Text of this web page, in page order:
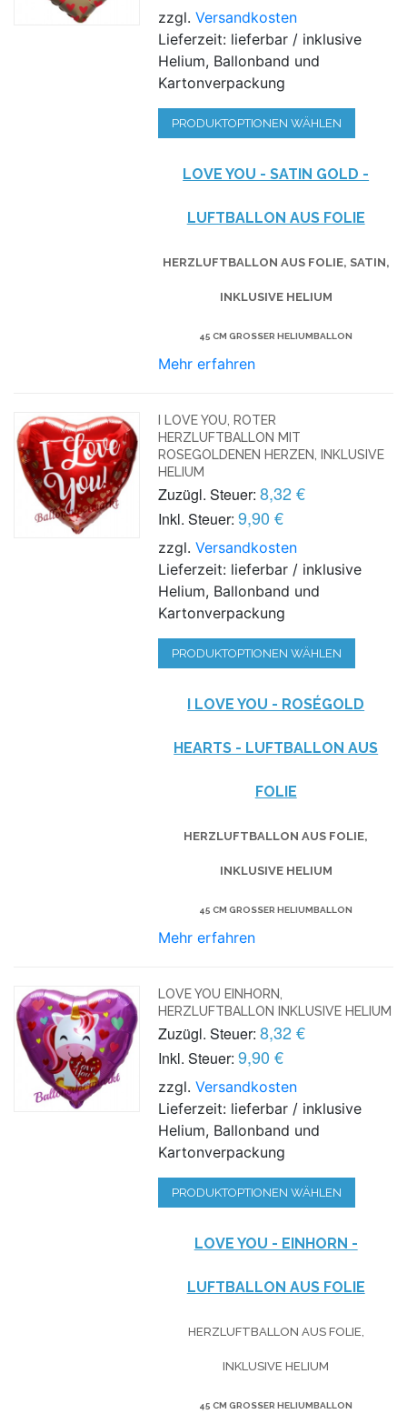
zzgl.Versandkosten
Lieferzeit: lieferbar / inklusive
Helium, Ballonband und
Kartonverpackung
PRODUKTOPTIONEN WÄHLEN
LOVE YOU - SATIN GOLD -
LUFTBALLON AUS FOLIE
HERZLUFTBALLON AUS FOLIE, SATIN,
INKLUSIVE HELIUM
45 CM GROSSER HELIUMBALLON
Mehr erfahren
I LOVE YOU, ROTER
HERZLUFTBALLON MIT
ROSEGOLDENEN HERZEN, INKLUSIVE
HELIUM
Zuzügl. Steuer: 8,32 €
Inkl. Steuer: 9,90 €
zzgl.Versandkosten
Lieferzeit: lieferbar / inklusive
Helium, Ballonband und
Kartonverpackung
PRODUKTOPTIONEN WÄHLEN
I LOVE YOU - ROSÉGOLD
HEARTS - LUFTBALLON AUS
FOLIE
HERZLUFTBALLON AUS FOLIE,
INKLUSIVE HELIUM
45 CM GROSSER HELIUMBALLON
Mehr erfahren
LOVE YOU EINHORN,
HERZLUFTBALLON INKLUSIVE HELIUM
Zuzügl. Steuer: 8,32 €
Inkl. Steuer: 9,90 €
zzgl.Versandkosten
Lieferzeit: lieferbar / inklusive
Helium, Ballonband und
Kartonverpackung
PRODUKTOPTIONEN WÄHLEN
LOVE YOU - EINHORN -
LUFTBALLON AUS FOLIE
HERZLUFTBALLON AUS FOLIE,
INKLUSIVE HELIUM
45 CM GROSSER HELIUMBALLON